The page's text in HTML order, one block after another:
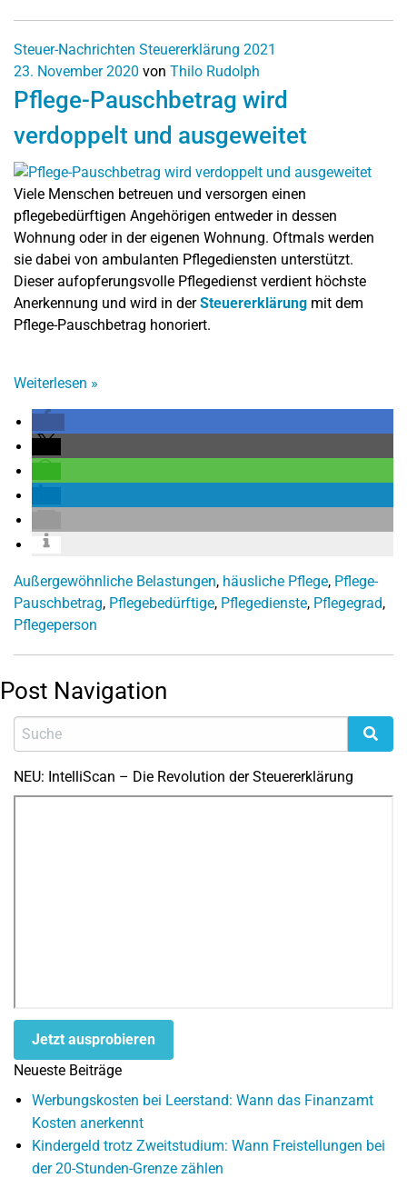
Steuer-Nachrichten Steuererklärung 2021
23. November 2020 von Thilo Rudolph
Pflege-Pauschbetrag wird
verdoppelt und ausgeweitet
Viele Menschen betreuen und versorgen einen
pflegebedürftigen Angehörigen entweder in dessen
Wohnung oder in der eigenen Wohnung. Oftmals werden
sie dabei von ambulanten Pflegediensten unterstützt.
Dieser aufopferungsvolle Pflegedienst verdient höchste
Anerkennung und wird in derSteuererklärung mit dem
Pflege-Pauschbetrag honoriert.
Weiterlesen »
Außergewöhnliche Belastungen, häusliche Pflege, Pflege-
Pauschbetrag, Pflegebedürftige, Pflegedienste, Pflegegrad,
Pflegeperson
Post Navigation
NEU: IntelliScan – Die Revolution der Steuererklärung
Jetzt ausprobieren
Neueste Beiträge
Werbungskosten bei Leerstand: Wann das Finanzamt
Kosten anerkennt
Kindergeld trotz Zweitstudium: Wann Freistellungen bei
der 20-Stunden-Grenze zählen